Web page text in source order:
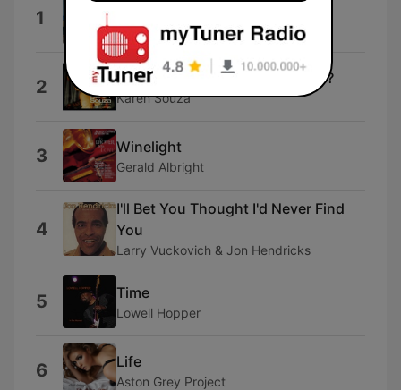
1 Duke Dumar
2 Do You Really Want to Hurt Me?
Karen Souza
3 Winelight
Gerald Albright
4
I'll Bet You Thought I'd Never Find
You
Larry Vuckovich & Jon Hendricks
5 Time
Lowell Hopper
6 Life
Aston Grey Project